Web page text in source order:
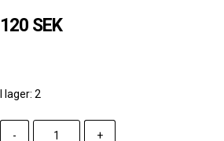
120 SEK
I lager: 2
- +